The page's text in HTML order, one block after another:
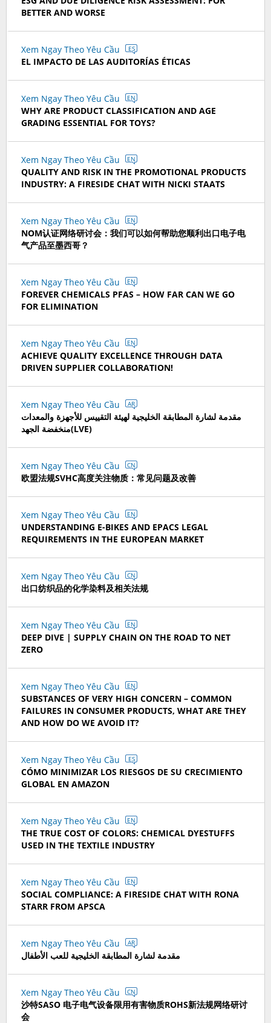
BETTER AND WORSE
Xem Ngay Theo Yêu Cầu ES
EL IMPACTO DE LAS AUDITORÍAS ÉTICAS
Xem Ngay Theo Yêu Cầu EN
WHY ARE PRODUCT CLASSIFICATION AND AGE
GRADING ESSENTIAL FOR TOYS?
Xem Ngay Theo Yêu Cầu EN
QUALITY AND RISK IN THE PROMOTIONAL PRODUCTS
INDUSTRY: A FIRESIDE CHAT WITH NICKI STAATS
Xem Ngay Theo Yêu Cầu EN
NOM认证网络研讨会：我们可以如何帮助您顺利出口电子电
气产品至墨西哥？
Xem Ngay Theo Yêu Cầu EN
FOREVER CHEMICALS PFAS – HOW FAR CAN WE GO
FOR ELIMINATION
Xem Ngay Theo Yêu Cầu EN
ACHIEVE QUALITY EXCELLENCE THROUGH DATA
DRIVEN SUPPLIER COLLABORATION!
Xem Ngay Theo Yêu Cầu AR
مقدمة لشارة المطابقة الخليجية لهيئة التقييس للأجهزة والمعدات
منخفضة الجهد(LVE)
Xem Ngay Theo Yêu Cầu CN
欧盟法规SVHC高度关注物质：常见问题及改善
Xem Ngay Theo Yêu Cầu EN
UNDERSTANDING E-BIKES AND EPACS LEGAL
REQUIREMENTS IN THE EUROPEAN MARKET
Xem Ngay Theo Yêu Cầu CN
出口纺织品的化学染料及相关法规
Xem Ngay Theo Yêu Cầu EN
DEEP DIVE | SUPPLY CHAIN ON THE ROAD TO NET
ZERO
Xem Ngay Theo Yêu Cầu EN
SUBSTANCES OF VERY HIGH CONCERN – COMMON
FAILURES IN CONSUMER PRODUCTS, WHAT ARE THEY
AND HOW DO WE AVOID IT?
Xem Ngay Theo Yêu Cầu ES
CÓMO MINIMIZAR LOS RIESGOS DE SU CRECIMIENTO
GLOBAL EN AMAZON
Xem Ngay Theo Yêu Cầu EN
THE TRUE COST OF COLORS: CHEMICAL DYESTUFFS
USED IN THE TEXTILE INDUSTRY
Xem Ngay Theo Yêu Cầu EN
SOCIAL COMPLIANCE: A FIRESIDE CHAT WITH RONA
STARR FROM APSCA
Xem Ngay Theo Yêu Cầu AR
مقدمة لشارة المطابقة الخليجية للعب الأطفال
Xem Ngay Theo Yêu Cầu CN
沙特SASO 电子电气设备限用有害物质ROHS新法规网络研讨
会